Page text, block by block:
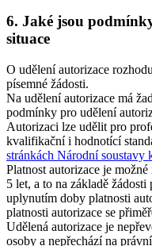
6. Jaké jsou
situace
O udělení autorizace
písemné žádosti.
Na udělení autorizace má
podmínky pro udělení
Autorizaci lze udělit pro
kvalifikační i hodnotící
stránkách Národní soustavy
Platnost autorizace je
5 let, a to na základě
uplynutím doby platnosti
platnosti autorizace se
Udělená autorizace je
osoby a nepřechází na